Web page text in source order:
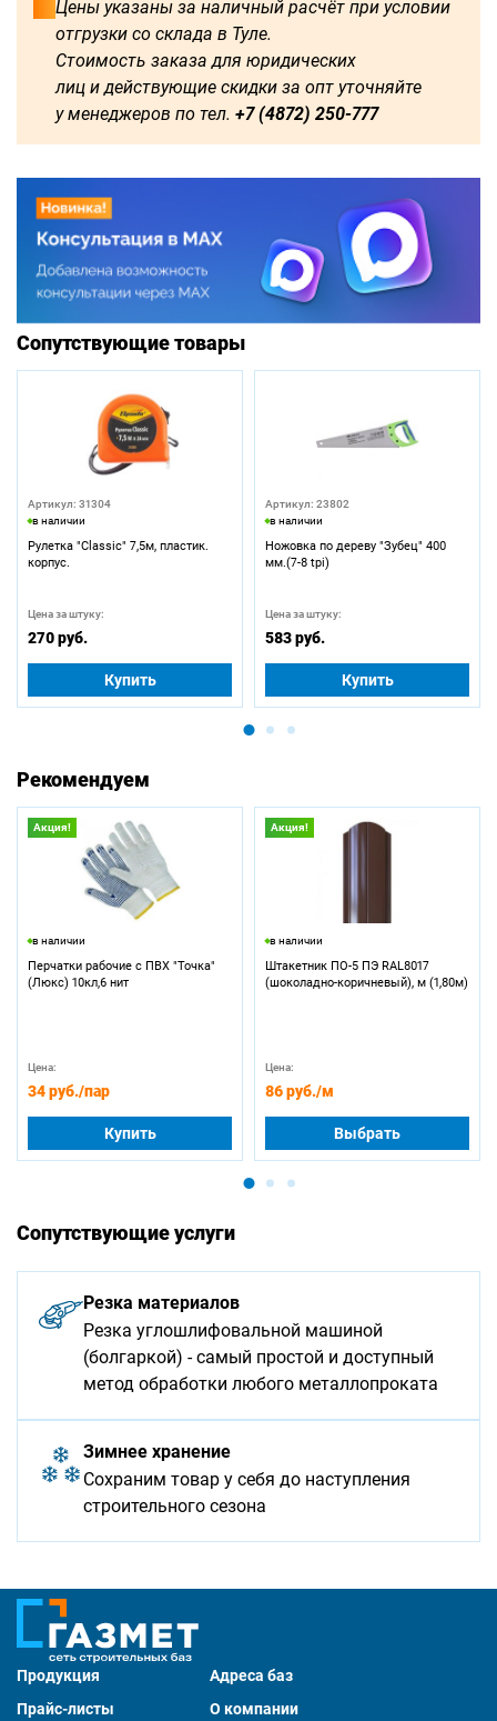
Цены указаны за наличный расчёт при условии
отгрузки со склада в Туле.
Стоимость заказа для юридических
лиц и действующие скидки за опт уточняйте
у менеджеров по тел. +7 (4872) 250-777
Сопутствующие товары
Артикул: 31304
в наличии
Рулетка "Classic" 7,5м, пластик.
корпус.
Цена за штуку:
270 руб.
Купить
Артикул: 23802
в наличии
Ножовка по дереву "Зубец" 400
мм.(7-8 tpi)
Цена за штуку:
583 руб.
Купить
Рекомендуем
Акция!
в наличии
Перчатки рабочие с ПВХ "Точка"
(Люкс) 10кл,6 нит
Цена:
34 руб./пар
Купить
Акция!
в наличии
Штакетник ПО-5 ПЭ RAL8017
(шоколадно-коричневый), м (1,80м)
Цена:
86 руб./м
Выбрать
Сопутствующие услуги
Резка материалов
Резка углошлифовальной машиной
(болгаркой) - самый простой и доступный
метод обработки любого металлопроката
Зимнее хранение
Сохраним товар у себя до наступления
строительного сезона
Продукция
Адреса баз
Прайс-листы
О компании